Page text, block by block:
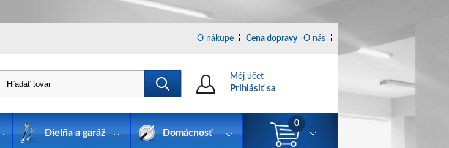
Môj účet
Prihlásiť sa
O nákupe Cena dopravy O nás
Dielňa a garáž Domácnosť
0